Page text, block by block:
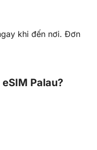
khi đến nơi. Đơn
Palau?